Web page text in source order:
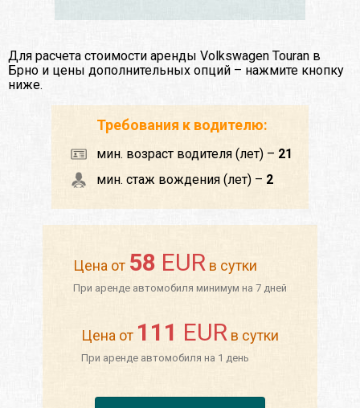
Для расчета стоимости аренды Volkswagen Touran в
Брно и цены дополнительных опций – нажмите кнопку
ниже.
Требования к водителю:
мин. возраст водителя (лет) – 21
мин. стаж вождения (лет) – 2
Цена от 58 EUR в сутки
При аренде автомобиля минимум на 7 дней
Цена от 111 EUR в сутки
При аренде автомобиля на 1 день